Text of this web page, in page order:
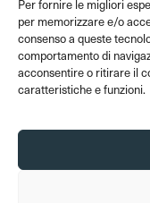
Per fornire le migliori
per memorizzare e/o
consenso a queste
comportamento di
acconsentire o ritirare il
caratteristiche e funzioni.